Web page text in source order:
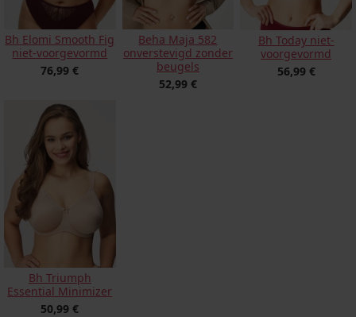
Bh Elomi Smooth Fig
niet-voorgevormd
76,99 €
Beha Maja 582
onverstevigd zonder
beugels
52,99 €
Bh Today niet-
voorgevormd
56,99 €
Bh Triumph
Essential Minimizer
50,99 €